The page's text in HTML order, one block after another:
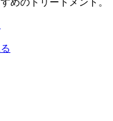
めのトリートメント。